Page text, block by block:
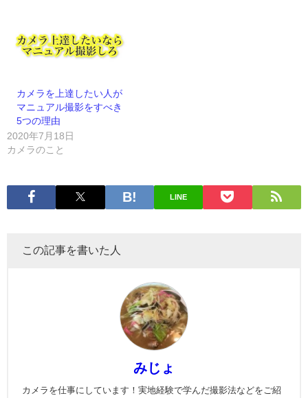
カメラを上達したい人が
マニュアル撮影をすべき
5つの理由
2020年7月18日
カメラのこと
LINE
この記事を書いた人
みじょ
カメラを仕事にしています！実地経験で学んだ撮影法などをご紹